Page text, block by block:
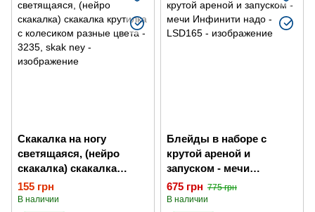
Скакалка на ногу
светящаяся, (нейро
скакалка) скакалка
крутилка с колесиком
разные цвета
155 грн
В наличии
Блейды в наборе с
крутой ареной и
запуском - мечи
Инфинити надо
675 грн 775 грн
В наличии